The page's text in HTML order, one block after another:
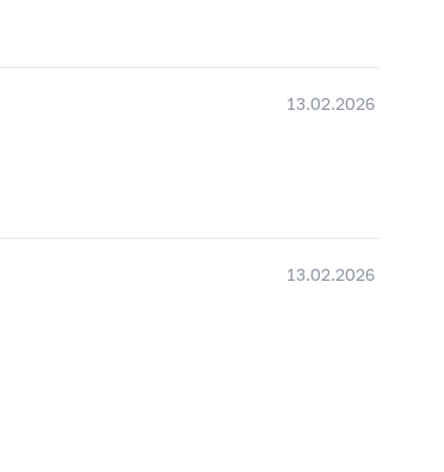
13.02.2026
13.02.2026